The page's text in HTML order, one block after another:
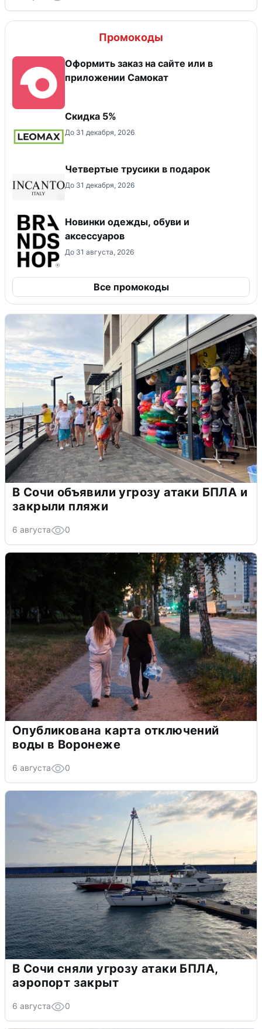
Промокоды
Оформить заказ на сайте или в
приложении Самокат
Скидка 5%
До 31 декабря, 2026
Четвертые трусики в подарок
До 31 декабря, 2026
Новинки одежды, обуви и
аксессуаров
До 31 августа, 2026
Все промокоды
В Сочи объявили угрозу атаки БПЛА и
закрыли пляжи
6 августа 0
Опубликована карта отключений
воды в Воронеже
6 августа 0
В Сочи сняли угрозу атаки БПЛА,
аэропорт закрыт
6 августа 0